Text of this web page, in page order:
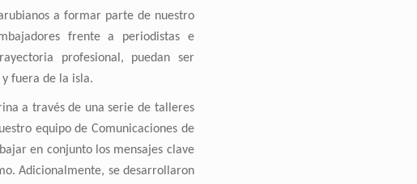
a formar parte de nuestro
frente a periodistas e
profesional, puedan ser
fuera de la isla.
a través de una serie de talleres
equipo de Comunicaciones de
en conjunto los mensajes clave
Adicionalmente, se desarrollaron